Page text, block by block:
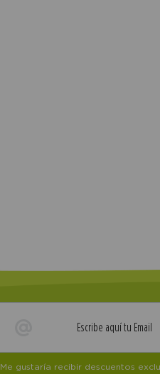
Me gustaría recibir descuentos